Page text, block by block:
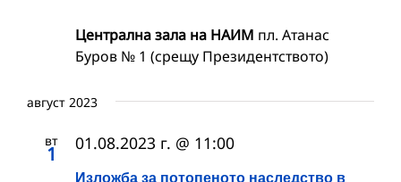
Централна зала на НАИМ пл. Атанас
Буров № 1 (срещу Президентството)
август 2023
вт
1
Изложба за потопеното наследство в
01.08.2023 г. @ 11:00